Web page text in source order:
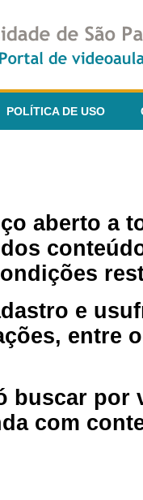
POLÍTICA DE USO
aberto a
e
entre
buscar por
com